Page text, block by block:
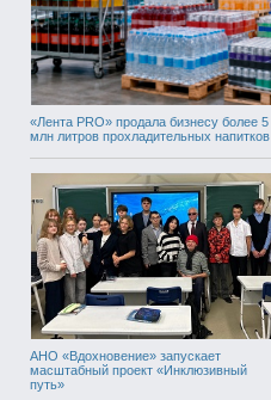
«Лента PRO» продала бизнесу более 5
млн литров прохладительных напитков
АНО «Вдохновение» запускает
масштабный проект «Инклюзивный
путь»